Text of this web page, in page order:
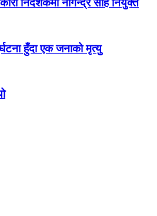
निर्देशकमा नागेन्द्र साह नियुक्त
हुँदा एक जनाको मृत्यु